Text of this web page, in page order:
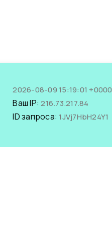
2026-08-09 15:19:01 +0000
Ваш IP:216.73.217.84
ID запроса:1JVj7HbH24Y1